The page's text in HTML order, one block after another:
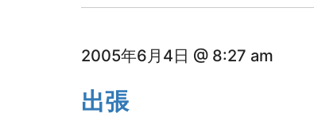
2005年6月4日 @ 8:27 am
出張